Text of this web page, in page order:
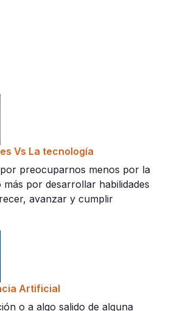
Vs La tecnología
preocuparnos menos por la
por desarrollar habilidades
avanzar y cumplir
Artificial
o a algo salido de alguna